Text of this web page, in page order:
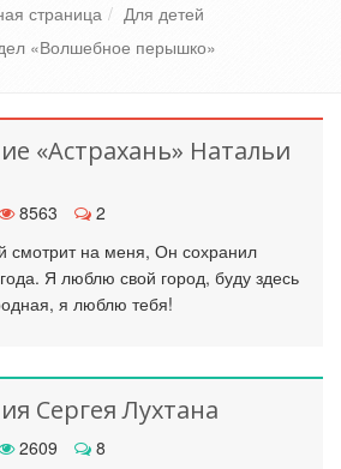
страница
Для детей
«Волшебное перышко»
«Астрахань» Натальи
8563
2
смотрит на меня, Он сохранил
Я люблю свой город, буду здесь
я люблю тебя!
Сергея Лухтана
2609
8